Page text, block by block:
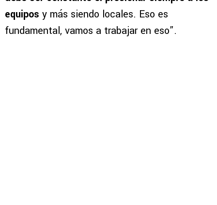
equipos y más siendo locales. Eso es
fundamental, vamos a trabajar en eso”.